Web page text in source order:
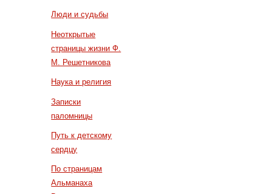
Люди и судьбы
Неоткрытые
страницы жизни Ф.
М. Решетникова
Наука и религия
Записки
паломницы
Путь к детскому
сердцу
По страницам
Альманаха